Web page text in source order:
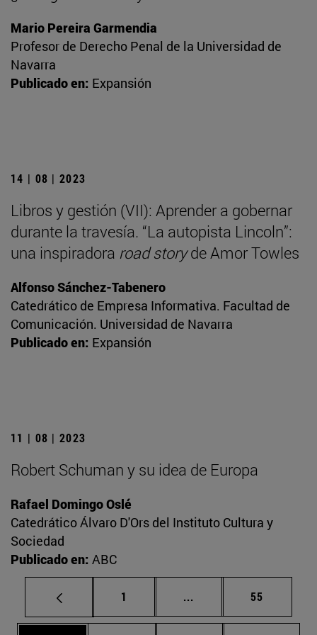
Mario Pereira Garmendia
Profesor de Derecho Penal de la Universidad de
Navarra
Publicado en: Expansión
14 | 08 | 2023
Libros y gestión (VII): Aprender a gobernar
durante la travesía. “La autopista Lincoln”:
una inspiradora road storyde Amor Towles
Alfonso Sánchez-Tabenero
Catedrático de Empresa Informativa. Facultad de
Comunicación. Universidad de Navarra
Publicado en: Expansión
11 | 08 | 2023
Robert Schuman y su idea de Europa
Rafael Domingo Oslé
Catedrático Álvaro D'Ors del Instituto Cultura y
Sociedad
Publicado en: ABC
Página
1 ... Páginas intermedias
Página
55